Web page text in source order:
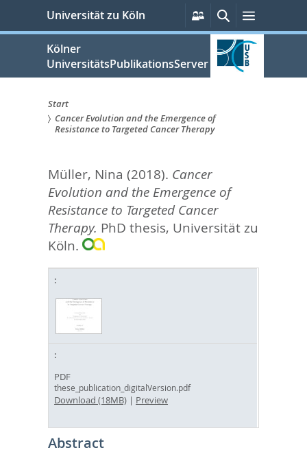
springen
Universität zu Köln
Persönliche
Services
SucheMenü
Kölner
UniversitätsPublikationsServer
Sie
hier:
Start
Cancer Evolution and the Emergence of
Resistance to Targeted Cancer Therapy
Müller, Nina (2018). Cancer
Evolution and the Emergence of
Resistance to Targeted Cancer
Therapy. PhD thesis, Universität zu
Köln.
PDF
these_publication_digitalVersion.pdf
Download (18MB) | Preview
Abstract